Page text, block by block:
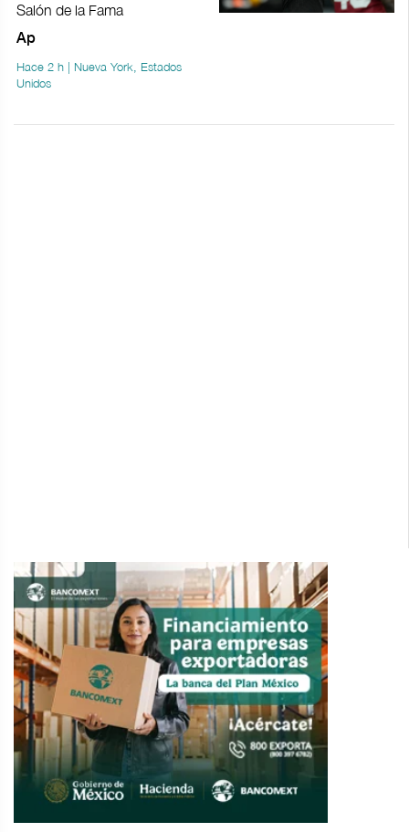
Salón de la Fama
Ap
Hace 2 h | Nueva York, Estados
Unidos